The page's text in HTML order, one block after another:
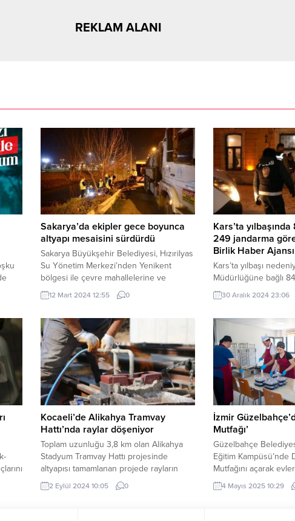
REKLAM ALANI
–
Sakarya’da ekipler gece boyunca
altyapı mesaisini sürdürdü
Sakarya Büyükşehir Belediyesi, Hızırilyas
Su Yönetim Merkezi’nden Yenikent
bölgesi ile çevre mahallelerine ve
Kaynarca ilçesine içme suyu sağlayan hat
üzerindeki arızayı gece boyunca aralıksız
kavuşturdu. SAKARYA (İGFA) – Sakarya
Büyükşehir Belediyesi Su ve
Kanalizasyon İdaresi (SASKİ), su sorunu
yaşayan bölgelerde aralıksız mesaili
çalışma anlayışını sürdürüyor. Hızırilyas...
12 Mart 2024 12:55 0
Kars’ta
249 jandarma
Birlik Haber Ajansı
Kars’ta yılbaşı
Müdürlüğüne bağlı
Jandarma ekibi görev
Valiliği’nden yapılan
Müdürü Mehmet
genelinde
yılbaşı geçirmeleri
alındığı bilirildi. İl
840 polisin görev
köylerin giriş...
30 Aralık 2024 23:06
Kocaeli’de Alikahya Tramvay
Hattı’nda raylar döşeniyor
Toplam uzunluğu 3,8 km olan Alikahya
Stadyum Tramvay Hattı projesinde
altyapısı tamamlanan projede rayların
kaynakları yapılmaya başlandı KOCAELİ
(İGFA) – Kocaeli Büyükşehir
rahatlatmak ve Kocaeli Stadı’na ulaşımı
2 Eylül 2024 10:05 0
İzmir
Mutfağı’
Güzelbahçe
Eğitim Kampüsü’nde
Mutfağını açarak
vermeye başladı.
“ Biz halkın
4 Mayıs 2025 10:29